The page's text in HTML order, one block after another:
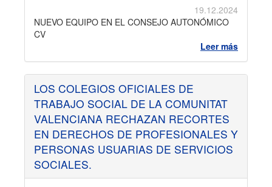
19.12.2024
NUEVO EQUIPO EN EL CONSEJO AUTONÓMICO
CV
Leer más
LOS COLEGIOS OFICIALES DE
TRABAJO SOCIAL DE LA COMUNITAT
VALENCIANA RECHAZAN RECORTES
EN DERECHOS DE PROFESIONALES Y
PERSONAS USUARIAS DE SERVICIOS
SOCIALES.